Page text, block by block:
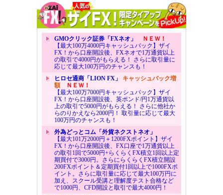
GMOクリック証券「FXネオ」
ＮＥＷ！
【最大100万4000円キャッシュバック】ザイ
FX！から口座開設後、FXネオで1万通貨以上
の取引で4000円がもらえる！ さらに取引量に
応じて最大100万円のチャンスも！
ヒロセ通商「LION FX」 キャッシュバック増
額ＮＥＷ！
【最大100万7000円キャッシュバック】ザイ
FX！から口座開設後、英ポンド/円1万通貨以
上の取引で5000円がもらえる！ さらに他社か
らのりかえなら2000円！ 取引量に応じて最大
100万円のチャンスも！
外為どっとコム「外貨ネクストネオ」
【最大101万2000円＋1200FXポイント】ザイ
FX！から口座開設後、FX口座で1万通貨以上
の取引1回で5000円+らくらくFX積立1回以上定
期買付で3000円。さらにらくらくFX積立開設
200FXポイント＆定期買付1回以上で1000FXポ
イント。さらに取引量に応じて最大100万円に
加え、スクール受講と理解度テスト合格など
で1000円、CFD開設と取引で最大4000円！